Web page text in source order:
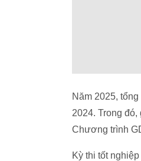
Năm 2025,
2024. Trong
Chương trình
Kỳ thi tốt